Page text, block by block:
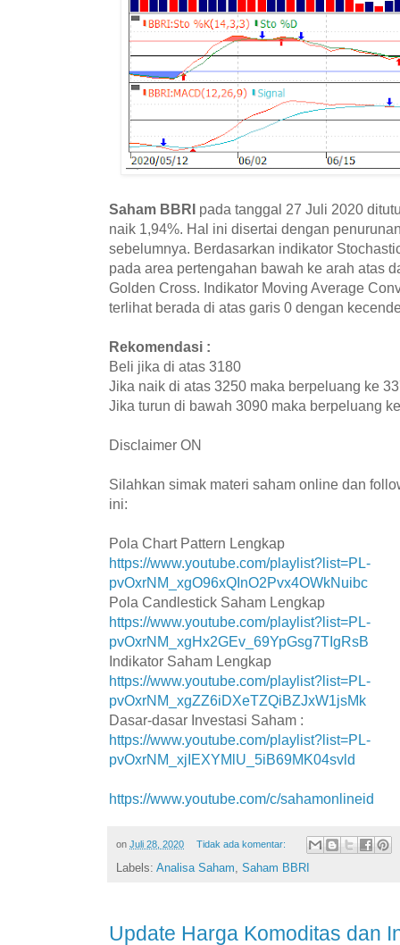
Saham BBRI pada tanggal 27 Juli 2020
naik 1,94%. Hal ini disertai dengan
sebelumnya. Berdasarkan indikator
pada area pertengahan bawah ke arah atas
Golden Cross. Indikator Moving Average
terlihat berada di atas garis 0 dengan
Rekomendasi :
Beli jika di atas 3180
Jika naik di atas 3250 maka berpeluang ke
Jika turun di bawah 3090 maka berpeluang
Disclaimer ON
Silahkan simak materi saham online dan
ini:
Pola Chart Pattern Lengkap
https://www.youtube.com/playlist?list=PL-
pvOxrNM_xgO96xQInO2Pvx4OWkNuibc
Pola Candlestick Saham Lengkap
https://www.youtube.com/playlist?list=PL-
pvOxrNM_xgHx2GEv_69YpGsg7TIgRsB
Indikator Saham Lengkap
https://www.youtube.com/playlist?list=PL-
pvOxrNM_xgZZ6iDXeTZQiBZJxW1jsMk
Dasar-dasar Investasi Saham :
https://www.youtube.com/playlist?list=PL-
pvOxrNM_xjIEXYMlU_5iB69MK04svld
https://www.youtube.com/c/sahamonlineid
on Juli 28, 2020 Tidak ada komentar:
Labels: Analisa Saham Saham BBRI
Update Harga Komoditas dan